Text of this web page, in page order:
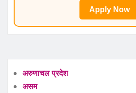
Apply Now
अरुणाचल प्रदेश
असम